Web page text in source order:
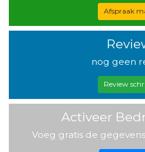
Afspraak
nog geen
Review
Activeer
Voeg gratis de